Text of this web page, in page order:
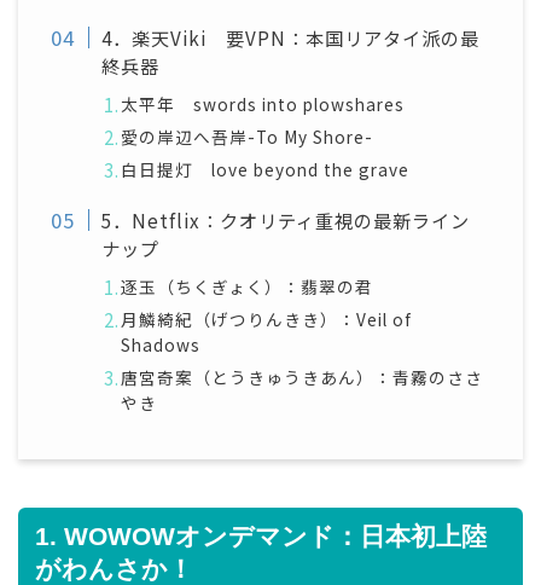
4．楽天Viki 要VPN：本国リアタイ派の最
終兵器
太平年 swords into plowshares
愛の岸辺へ吾岸-To My Shore-
白日提灯 love beyond the grave
5．Netflix：クオリティ重視の最新ライン
ナップ
逐玉（ちくぎょく）：翡翠の君
月鱗綺紀（げつりんきき）：Veil of
Shadows
唐宮奇案（とうきゅうきあん）：青霧のささ
やき
1. WOWOWオンデマンド：日本初上陸
がわんさか！